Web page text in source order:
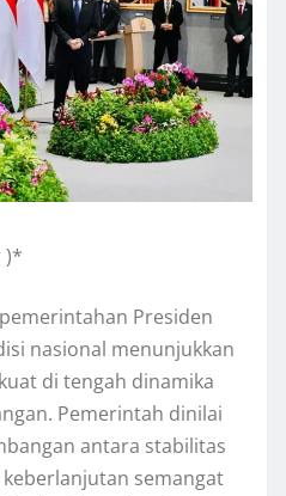
)*
Presiden
nasional menunjukkan
di tengah dinamika
Pemerintah dinilai
antara stabilitas
semangat